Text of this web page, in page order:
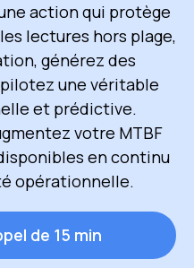
action qui protège
lectures hors plage,
générez des
une véritable
et prédictive.
votre MTBF
en continu
opérationnelle.
de 15 min